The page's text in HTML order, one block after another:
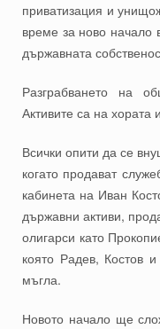
приватизация и
време за ново начало
държавната
Разграбването на
Активите са на хората
Всички опити да се
когато продават
кабинета на Иван
държавни активи,
олигарси като
която Радев, Костов
мъгла.
Новото начало ще